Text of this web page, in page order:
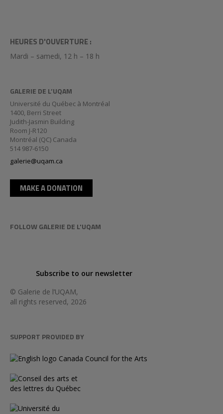
HEURES D'OUVERTURE :
Mardi – samedi, 12 h – 18 h
GALERIE DE L’UQAM
Université du Québec à Montréal
1400, Berri Street
Judith-Jasmin Building
Room J-R120
Montréal (QC) Canada
514 987-6150
galerie@uqam.ca
MAKE A DONATION
FOLLOW GALERIE DE L'UQAM
Subscribe to our newsletter
© Galerie de l’UQAM,
all rights reserved, 2026
SUPPORT PROVIDED BY